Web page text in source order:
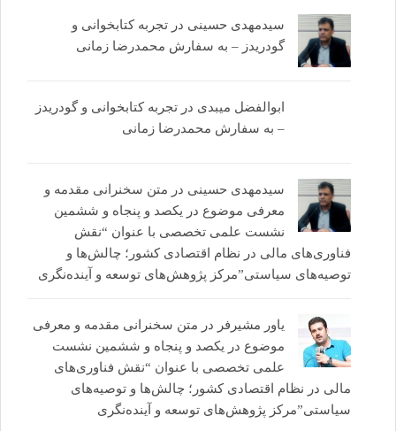
سیدمهدی حسینی در تجربه کتابخوانی و
گودریدز – به سفارش محمدرضا زمانی
ابوالفضل میبدی در تجربه کتابخوانی و گودریدز
– به سفارش محمدرضا زمانی
سیدمهدی حسینی در متن سخنرانی مقدمه و
معرفی موضوع در یکصد و پنجاه و ششمین
نشست علمی تخصصی با عنوان “نقش
فناوری‌های مالی در نظام اقتصادی کشور؛ چالش‌ها و
توصیه‌های سیاستی”مرکز پژوهش‌های توسعه و آینده‌نگری
یاور مشیرفر در متن سخنرانی مقدمه و معرفی
موضوع در یکصد و پنجاه و ششمین نشست
علمی تخصصی با عنوان “نقش فناوری‌های
مالی در نظام اقتصادی کشور؛ چالش‌ها و توصیه‌های
سیاستی”مرکز پژوهش‌های توسعه و آینده‌نگری